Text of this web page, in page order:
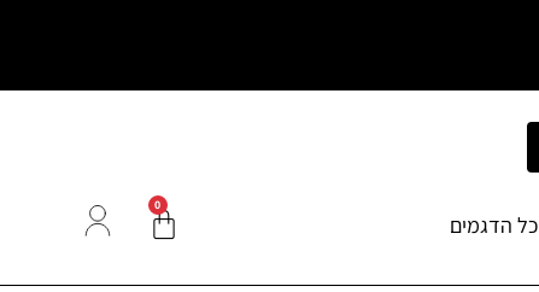
כל הדגמים
0